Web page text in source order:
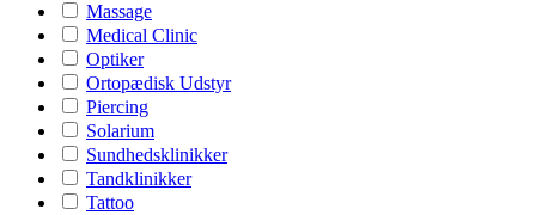
Massage
Medical Clinic
Optiker
Ortopædisk Udstyr
Piercing
Solarium
Sundhedsklinikker
Tandklinikker
Tattoo